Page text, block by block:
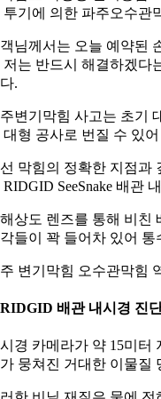
투기에 의한 파주오수관
님께서는 오늘 예약된
저는 반드시 해결하겠다
.
변기막힘 사고는 초기
대형 공사로 번질 수 있
막힘의 정확한 지점과
RIDGID SeeSnake 배관
상도 렌즈를 통해 비친
들이 꽉 들어차 있어
변기막힘 오수관막힘
배관 내시경 진
경 카메라가 약 15미터
뭉쳐진 거대한 이물질